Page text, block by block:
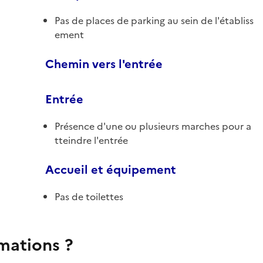
Pas de places de parking au sein de l'établiss
ement
Chemin vers l'entrée
Entrée
Présence d'une ou plusieurs marches pour a
tteindre l'entrée
Accueil et équipement
Pas de toilettes
?